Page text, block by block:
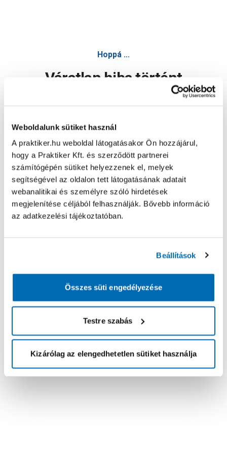
Weboldalunk sütiket használ
A praktiker.hu weboldal látogatásakor Ön hozzájárul,
hogy a Praktiker Kft. és szerződött partnerei
számítógépén sütiket helyezzenek el, melyek
segítségével az oldalon tett látogatásának adatait
webanalitikai és személyre szóló hirdetések
megjelenítése céljából felhasználják. Bővebb információ
az adatkezelési tájékoztatóban.
Beállítások
Összes süti engedélyezése
Testre szabás
Kizárólag az elengedhetetlen sütiket használja
Hoppá ...
Váratlan hiba történt
Oldal újratöltése